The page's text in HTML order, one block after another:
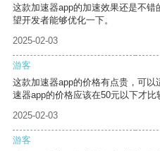
这款加速器app的加速效果还是不
望开发者能够优化一下。
2025-02-03
游客
这款加速器app的价格有点贵，可
速器app的价格应该在50元以下才比
2025-02-03
游客